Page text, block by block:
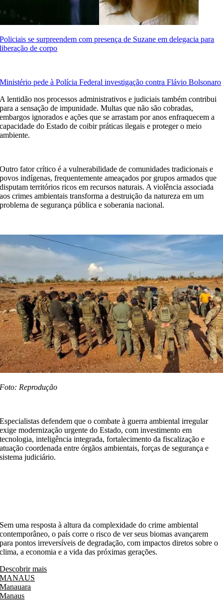
Policiais se surpreendem com presença de Suzane em delegacia para
liberação de corpo
Ministério pede à Polícia Federal investigação contra Flávio Bolsonaro
A lentidão nos processos administrativos e judiciais também contribui
para a sensação de impunidade. Multas que não são cobradas,
embargos ignorados e ações que se arrastam por anos enfraquecem a
capacidade do Estado de coibir práticas ilegais e proteger o meio
ambiente.
Outro fator crítico é a vulnerabilidade de comunidades tradicionais e
povos indígenas, frequentemente ameaçados por grupos armados que
disputam territórios ricos em recursos naturais. A violência associada
aos crimes ambientais transforma a destruição da natureza em um
problema de segurança pública e soberania nacional.
Foto: Reprodução
Especialistas defendem que o combate à guerra ambiental irregular
exige modernização urgente do Estado, com investimento em
tecnologia, inteligência integrada, fortalecimento da fiscalização e
atuação coordenada entre órgãos ambientais, forças de segurança e
sistema judiciário.
Sem uma resposta à altura da complexidade do crime ambiental
contemporâneo, o país corre o risco de ver seus biomas avançarem
para pontos irreversíveis de degradação, com impactos diretos sobre o
clima, a economia e a vida das próximas gerações.
Descobrir mais
MANAUS
Manauara
Manaus